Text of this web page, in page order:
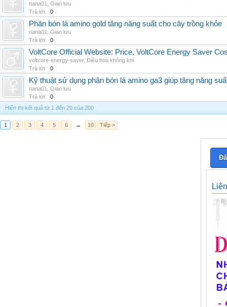
nana01
Giao lưu
Trả lời:
0
Phân bón lá amino gold tăng năng suất cho cây trồng khỏe
nana01
Giao lưu
Trả lời:
0
VoltCore Official Website: Price, VoltCore Energy Saver
voltcore-energy-saver, Điều hoà không khí
Trả lời:
0
Kỹ thuật sử dụng phân bón lá amino ga3 giúp tăng năng
nana01
Giao lưu
Trả lời:
0
Hiển thị kết quả từ 1 đến 20 của 200
1 2 3 4 5 6 → 10 Tiếp >